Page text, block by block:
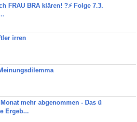
FRAU BRA klären! ?⚡️ Folge 7.3.
irren
mehr abgenommen - Das ü
Ergeb...